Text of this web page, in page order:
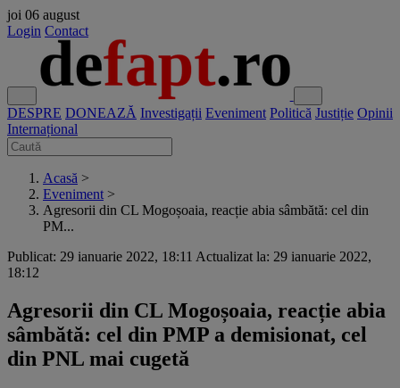
joi 06 august
Login Contact
DESPRE DONEAZĂ Investigații Eveniment Politică Justiție Opinii
Internațional
Acasă >
Eveniment >
Agresorii din CL Mogoșoaia, reacție abia sâmbătă: cel din
PM...
Publicat: 29 ianuarie 2022, 18:11 Actualizat la: 29 ianuarie 2022,
18:12
Agresorii din CL Mogoșoaia, reacție abia
sâmbătă: cel din PMP a demisionat, cel
din PNL mai cugetă